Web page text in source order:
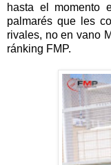
hasta el momento
palmarés que les
rivales, no en vano
ránking FMP.